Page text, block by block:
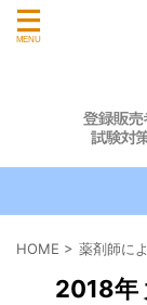
HOME > 薬剤師に
2018年